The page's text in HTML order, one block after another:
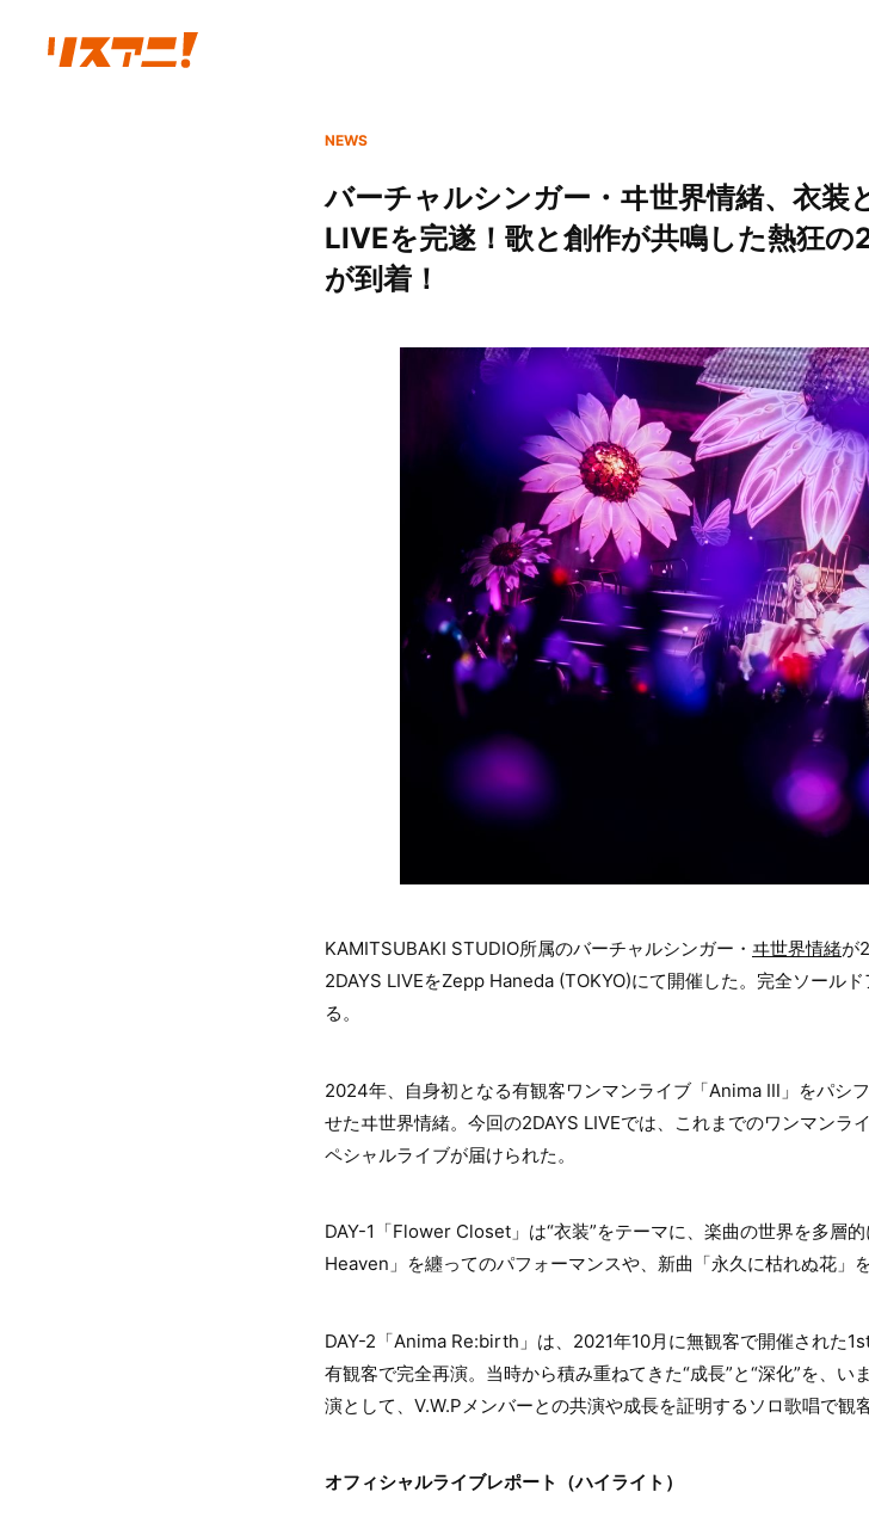
NEWS
バーチャルシンガー・ヰ世界情緒、衣装
LIVEを完遂！歌と創作が共鳴した熱狂
が到着！
KAMITSUBAKI STUDIO所属のバーチャルシンガー・ ヰ世界情緒が
2DAYS LIVEをZepp Haneda (TOKYO)にて開催した。完全ソール
る。
2024年、自身初となる有観客ワンマンライブ「Anima Ⅲ」をパシ
せたヰ世界情緒。今回の2DAYS LIVEでは、これまでのワンマンラ
ペシャルライブが届けられた。
DAY-1「Flower Closet」は“衣装”をテーマに、楽曲の世界を多層
Heaven」を纏ってのパフォーマンスや、新曲「永久に枯れぬ花」
DAY-2「Anima Re:birth」は、2021年10月に無観客で開催された
有観客で完全再演。当時から積み重ねてきた“成長”と“深化”を、
演として、V.W.Pメンバーとの共演や成長を証明するソロ歌唱で観
オフィシャルライブレポート（ハイライト）